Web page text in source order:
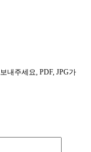
내주세요, PDF, JPG가